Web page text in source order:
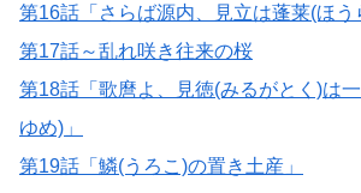
第16話「さらば源内、見立は蓬莱(ほう
第17話～乱れ咲き往来の桜
第18話「歌麿よ、見徳(みるがとく)は
ゆめ)」
第19話「鱗(うろこ)の置き土産」